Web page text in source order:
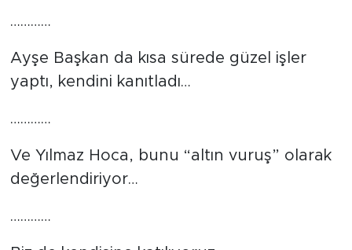
…………
Ayşe Başkan da kısa sürede güzel işler
yaptı, kendini kanıtladı…
…………
Ve Yılmaz Hoca, bunu “altın vuruş” olarak
değerlendiriyor…
…………